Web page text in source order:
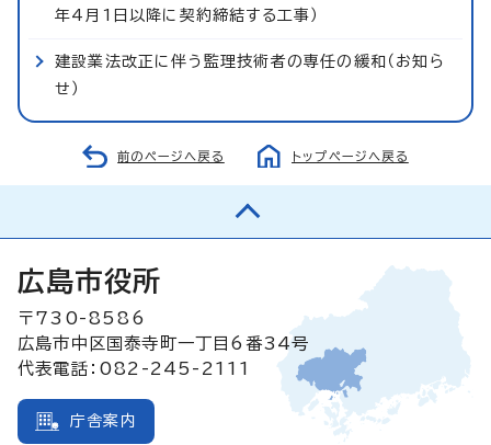
年4月1日以降に契約締結する工事）
建設業法改正に伴う監理技術者の専任の緩和（お知ら
せ）
前のページへ戻る トップページへ戻る
広島市役所
〒730-8586
広島市中区国泰寺町一丁目6番34号
代表電話：082-245-2111
庁舎案内